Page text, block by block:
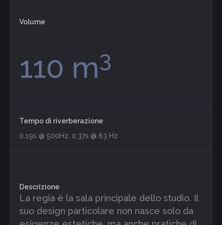
Volume
110 m3
Tempo di riverberazione
0.19s @ 500Hz, 0.37s @ 63 Hz
Descrizione
La regia è la sala principale dello studio. Il
suo design particolare non nasce solo da